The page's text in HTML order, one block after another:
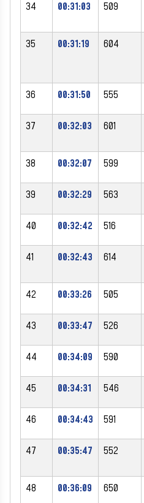
34 00:31:03 509
35 00:31:19 604
36 00:31:50 555
37 00:32:03 601
38 00:32:07 599
39 00:32:29 563
40 00:32:42 516
41 00:32:43 614
42 00:33:26 505
43 00:33:47 526
44 00:34:09 590
45 00:34:31 546
46 00:34:43 591
47 00:35:47 552
48 00:36:09 650